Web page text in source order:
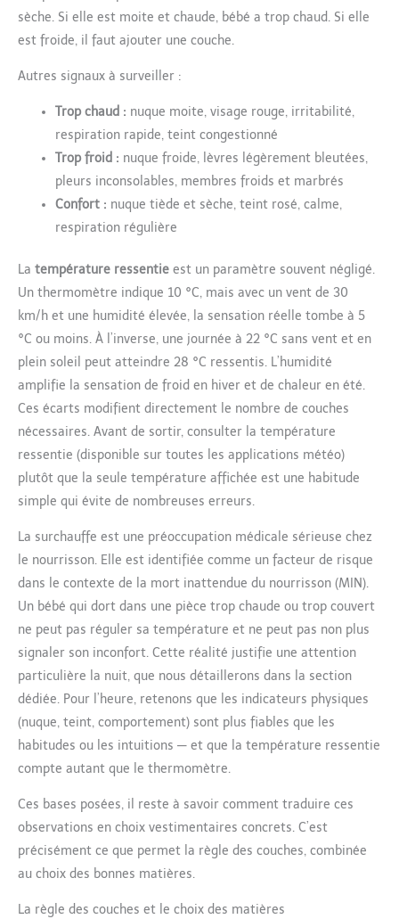
sèche. Si elle est moite et chaude, bébé a trop chaud. Si elle
est froide, il faut ajouter une couche.
Autres signaux à surveiller :
Trop chaud : nuque moite, visage rouge, irritabilité,
respiration rapide, teint congestionné
Trop froid : nuque froide, lèvres légèrement bleutées,
pleurs inconsolables, membres froids et marbrés
Confort : nuque tiède et sèche, teint rosé, calme,
respiration régulière
La température ressentie est un paramètre souvent négligé.
Un thermomètre indique 10 °C, mais avec un vent de 30
km/h et une humidité élevée, la sensation réelle tombe à 5
°C ou moins. À l’inverse, une journée à 22 °C sans vent et en
plein soleil peut atteindre 28 °C ressentis. L’humidité
amplifie la sensation de froid en hiver et de chaleur en été.
Ces écarts modifient directement le nombre de couches
nécessaires. Avant de sortir, consulter la température
ressentie (disponible sur toutes les applications météo)
plutôt que la seule température affichée est une habitude
simple qui évite de nombreuses erreurs.
La surchauffe est une préoccupation médicale sérieuse chez
le nourrisson. Elle est identifiée comme un facteur de risque
dans le contexte de la mort inattendue du nourrisson (MIN).
Un bébé qui dort dans une pièce trop chaude ou trop couvert
ne peut pas réguler sa température et ne peut pas non plus
signaler son inconfort. Cette réalité justifie une attention
particulière la nuit, que nous détaillerons dans la section
dédiée. Pour l’heure, retenons que les indicateurs physiques
(nuque, teint, comportement) sont plus fiables que les
habitudes ou les intuitions — et que la température ressentie
compte autant que le thermomètre.
Ces bases posées, il reste à savoir comment traduire ces
observations en choix vestimentaires concrets. C’est
précisément ce que permet la règle des couches, combinée
au choix des bonnes matières.
La règle des couches et le choix des matières